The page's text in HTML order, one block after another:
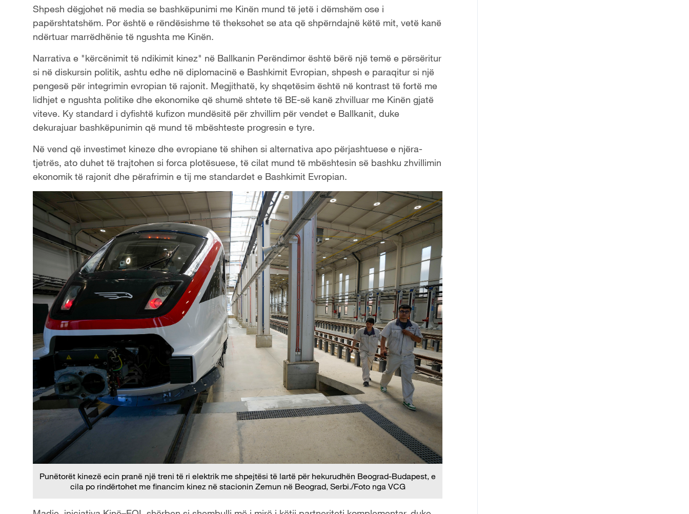
Shpesh dëgjohet në media se bashkëpunimi me Kinën mund të jetë i dëmshëm ose i
papërshtatshëm. Por është e rëndësishme të theksohet se ata që shpërndajnë këtë mit, vetë kanë
ndërtuar marrëdhënie të ngushta me Kinën.
Narrativa e "kërcënimit të ndikimit kinez" në Ballkanin Perëndimor është bërë një temë e përsëritur
si në diskursin politik, ashtu edhe në diplomacinë e Bashkimit Evropian, shpesh e paraqitur si një
pengesë për integrimin evropian të rajonit. Megjithatë, ky shqetësim është në kontrast të fortë me
lidhjet e ngushta politike dhe ekonomike që shumë shtete të BE-së kanë zhvilluar me Kinën gjatë
viteve. Ky standard i dyfishtë kufizon mundësitë për zhvillim për vendet e Ballkanit, duke
dekurajuar bashkëpunimin që mund të mbështeste progresin e tyre.
Në vend që investimet kineze dhe evropiane të shihen si alternativa apo përjashtuese e njëra-
tjetrës, ato duhet të trajtohen si forca plotësuese, të cilat mund të mbështesin së bashku zhvillimin
ekonomik të rajonit dhe përafrimin e tij me standardet e Bashkimit Evropian.
Punëtorët kinezë ecin pranë një treni të ri elektrik me shpejtësi të lartë për hekurudhën Beograd-Budapest, e
cila po rindërtohet me financim kinez në stacionin Zemun në Beograd, Serbi./Foto nga VCG